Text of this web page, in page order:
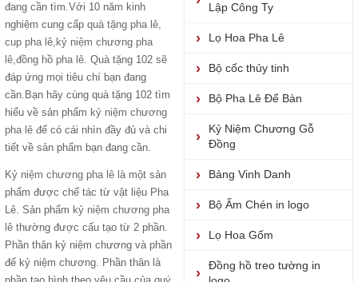
đang cần tìm.Với 10 năm kinh
nghiệm cung cấp quà tặng pha lê,
cup pha lê, kỷ niệm chương pha
lê,đồng hồ pha lê. Quà tặng 102 sẽ
đáp ứng mọi tiêu chí bạn đang
cần.Bạn hãy cùng quà tặng 102 tìm
hiểu về sản phẩm kỷ niệm chương
pha lê để có cái nhìn đầy đủ và chi
tiết về sản phẩm bạn đang cần.
Kỷ niệm chương pha lê là một sản
phẩm được chế tác từ vật liệu Pha
Lê. Sản phẩm kỷ niệm chương pha
lê thường được cấu tạo từ 2 phần.
Phần thân kỷ niệm chương và phần
đế kỷ niệm chương. Phần thân là
Lập Công Ty
Lọ Hoa Pha Lê
Bộ cốc thủy tinh
Bộ Pha Lê Để Bàn
Kỷ Niệm Chương Gỗ
Đồng
Bảng Vinh Danh
Bộ Ấm Chén in logo
Lọ Hoa Gốm
Đồng hồ treo tường in